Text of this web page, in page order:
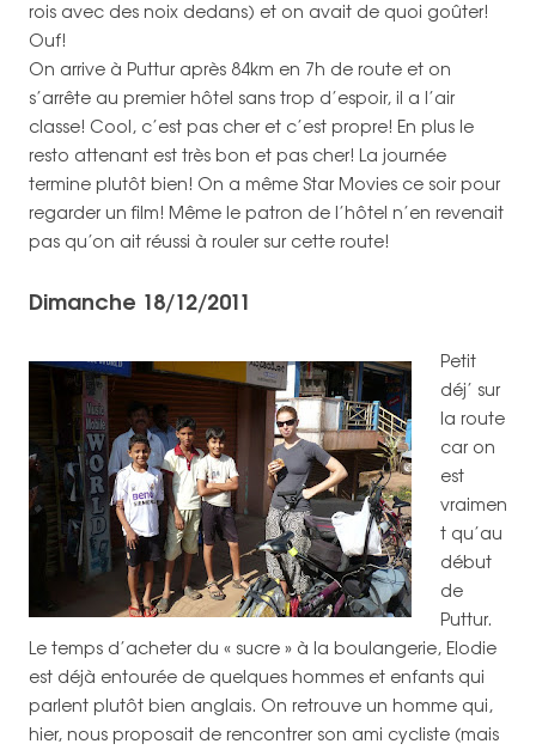
rois avec des noix dedans) et on avait de quoi goûter!
Ouf!
On arrive à Puttur après 84km en 7h de route et on
s’arrête au premier hôtel sans trop d’espoir, il a l’air
classe! Cool, c’est pas cher et c’est propre! En plus le
resto attenant est très bon et pas cher! La journée
termine plutôt bien! On a même Star Movies ce soir pour
regarder un film! Même le patron de l’hôtel n’en revenait
pas qu’on ait réussi à rouler sur cette route!
Dimanche 18/12/2011
Petit
déj’ sur
la route
car on
est
vraimen
t qu’au
début
de
Puttur.
Le temps d’acheter du « sucre » à la boulangerie, Elodie
est déjà entourée de quelques hommes et enfants qui
parlent plutôt bien anglais. On retrouve un homme qui,
hier, nous proposait de rencontrer son ami cycliste (mais